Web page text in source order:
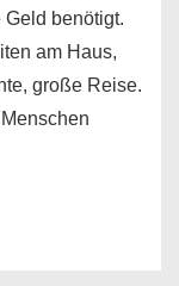
benötigt.
am Haus,
große Reise.